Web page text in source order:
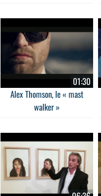
01:30
Alex Thomson, le « mast
walker »